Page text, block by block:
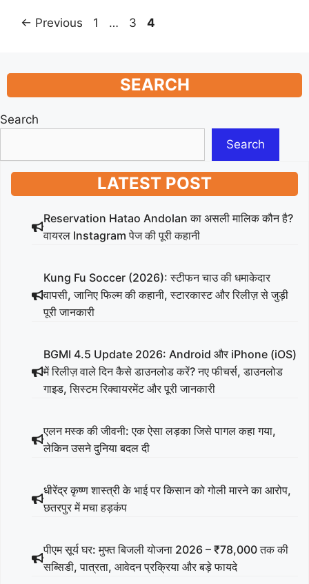
← Previous Page
1 … Page
3 Page
4
SEARCH
Search
Search
LATEST POST
Reservation Hatao Andolan का असली मालिक कौन है?
वायरल Instagram पेज की पूरी कहानी
Kung Fu Soccer (2026): स्टीफन चाउ की धमाकेदार
वापसी, जानिए फिल्म की कहानी, स्टारकास्ट और रिलीज़ से जुड़ी
पूरी जानकारी
BGMI 4.5 Update 2026: Android और iPhone (iOS)
में रिलीज़ वाले दिन कैसे डाउनलोड करें? नए फीचर्स, डाउनलोड
गाइड, सिस्टम रिक्वायरमेंट और पूरी जानकारी
एलन मस्क की जीवनी: एक ऐसा लड़का जिसे पागल कहा गया,
लेकिन उसने दुनिया बदल दी
धीरेंद्र कृष्ण शास्त्री के भाई पर किसान को गोली मारने का आरोप,
छतरपुर में मचा हड़कंप
पीएम सूर्य घर: मुफ्त बिजली योजना 2026 – ₹78,000 तक की
सब्सिडी, पात्रता, आवेदन प्रक्रिया और बड़े फायदे